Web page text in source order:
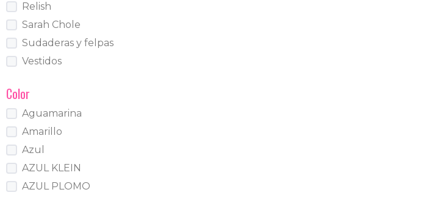
Relish
Sarah Chole
Sudaderas y felpas
Vestidos
Color
Aguamarina
Amarillo
Azul
AZUL KLEIN
AZUL PLOMO